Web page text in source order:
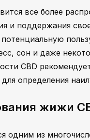
все более
и поддержания
сон и даже
CBD
определения
жижи
одним из